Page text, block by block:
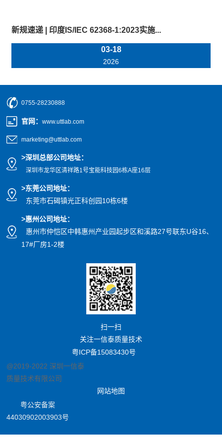
新规速递 | 印度IS/IEC 62368-1:2023实施...
03-18
2026
0755-28230888
官网 ：www.uttlab.com
marketing@uttlab.com
>深圳总部公司地址：
深圳市龙华区清祥路1号宝能科技园6栋A座16层
>东莞公司地址：
东莞市石碣镇光正科创园10栋6楼
>惠州公司地址：
惠州市仲恺区中韩惠州产业园起步区和溪路27号联东U谷16、
17#厂房1-2楼
扫一扫
关注一信泰质量技术
粤ICP备15083430号
@2019-2022 深圳一信泰
质量技术有限公司
网站地图
粤公安备案
44030902003903号